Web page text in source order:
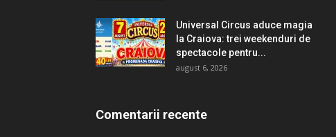
Universal Circus aduce magia
la Craiova: trei weekenduri de
spectacole pentru...
august 6, 2026
Comentarii recente